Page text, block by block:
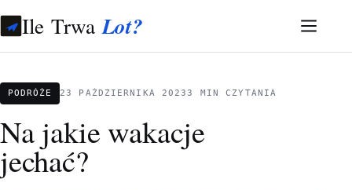
Ile TrwaLot?
PODRÓŻE 23 PAŹDZIERNIKA 20233 MIN CZYTANIA
Na jakie wakacje
jechać?